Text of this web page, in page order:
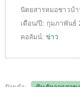
นิตยสารหมอชาวบ้
เดือน/ปี: กุมภาพันธ์
คอลัมน์: ข่าว